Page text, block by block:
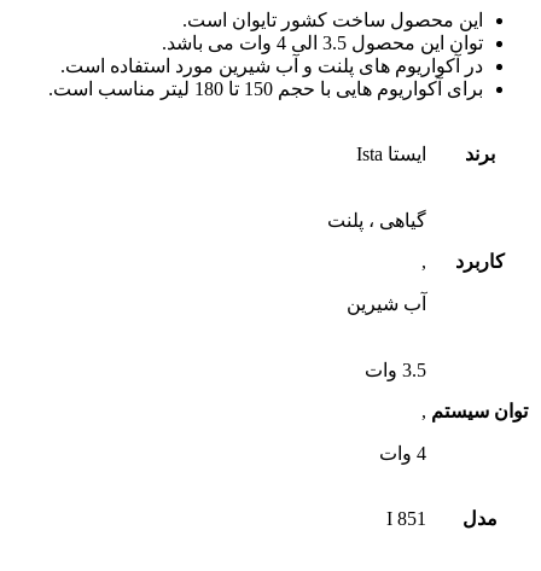
این محصول ساخت کشور تایوان است.
توان این محصول 3.5 الی 4 وات می باشد.
در آکواریوم های پلنت و آب شیرین مورد استفاده است.
برای آکواریوم هایی با حجم 150 تا 180 لیتر مناسب است.
برند ایستا Ista
کاربرد
گیاهی ، پلنت
,
آب شیرین
توان سیستم
3.5 وات
,
4 وات
مدل I 851